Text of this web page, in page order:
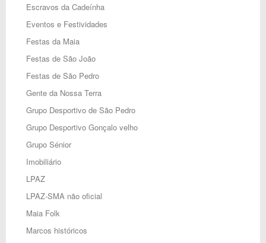
Escravos da Cadeínha
Eventos e Festividades
Festas da Maia
Festas de São João
Festas de São Pedro
Gente da Nossa Terra
Grupo Desportivo de São Pedro
Grupo Desportivo Gonçalo velho
Grupo Sénior
Imobiliário
LPAZ
LPAZ-SMA não oficial
Maia Folk
Marcos históricos